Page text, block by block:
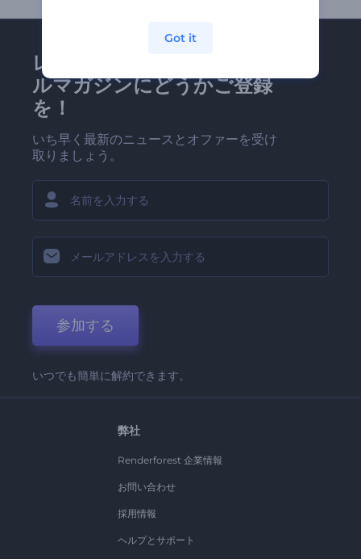
レンダーフォレストのメー
ルマガジンにどうかご登録
を！
いち早く最新のニュースとオファーを受け
取りましょう。
参加する
いつでも簡単に解約できます。
弊社
Renderforest 企業情報
お問い合わせ
採用情報
ヘルプとサポート
Got it